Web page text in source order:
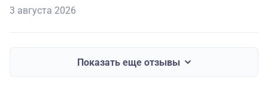
3 августа 2026
Показать еще отзывы